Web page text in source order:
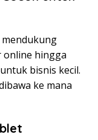
online hingga
bisnis kecil.
ke mana